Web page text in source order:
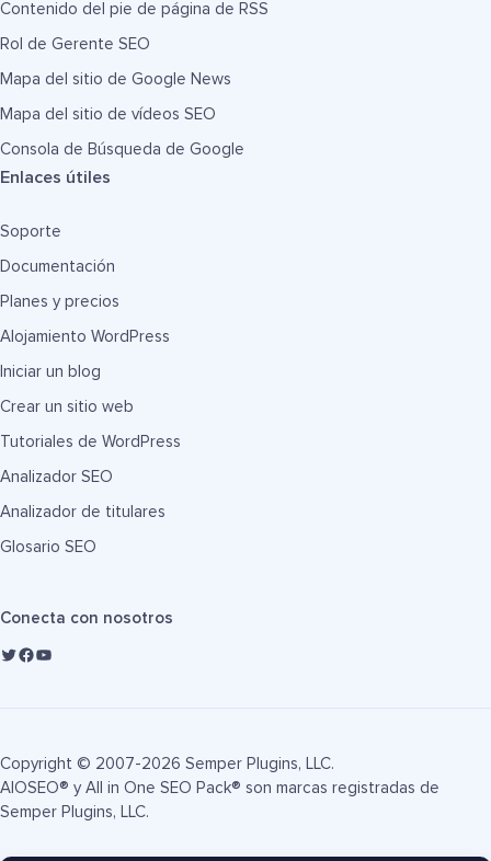
Contenido del pie de página de RSS
Rol de Gerente SEO
Mapa del sitio de Google News
Mapa del sitio de vídeos SEO
Consola de Búsqueda de Google
Enlaces útiles
Soporte
Documentación
Planes y precios
Alojamiento WordPress
Iniciar un blog
Crear un sitio web
Tutoriales de WordPress
Analizador SEO
Analizador de titulares
Glosario SEO
Conecta con nosotros
Copyright © 2007-2026 Semper Plugins, LLC.
AIOSEO® y All in One SEO Pack® son marcas registradas de
Semper Plugins, LLC.